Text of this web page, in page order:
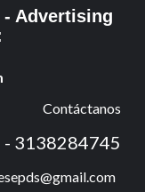
- Advertising
Contáctanos
3138284745